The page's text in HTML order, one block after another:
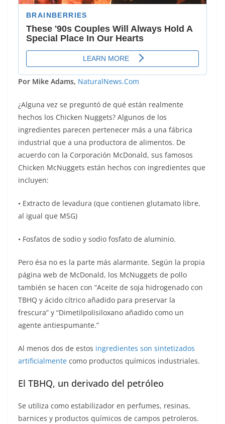
Por Mike Adams, NaturalNews.Com
¿Alguna vez se preguntó de qué están realmente
hechos los Chicken Nuggets? Algunos de los
ingredientes parecen pertenecer más a una fábrica
industrial que a una productora de alimentos. De
acuerdo con la Corporación McDonald, sus famosos
Chicken McNuggets están hechos con ingredientes que
incluyen:
• Extracto de levadura (que contienen glutamato libre,
al igual que MSG)
• Fosfatos de sodio y sodio fosfato de aluminio.
Pero ésa no es la parte más alarmante. Según la propia
página web de McDonald, los McNuggets de pollo
también se hacen con “Aceite de soja hidrogenado con
TBHQ y ácido cítrico añadido para preservar la
frescura” y “Dimetilpolisiloxano añadido como un
agente antiespumante.”
Al menos dos de estos ingredientes son sintetizados
artificialmente como productos químicos industriales.
El TBHQ, un derivado del petróleo
Se utiliza como estabilizador en perfumes, resinas,
barnices y productos químicos de campos petroleros.